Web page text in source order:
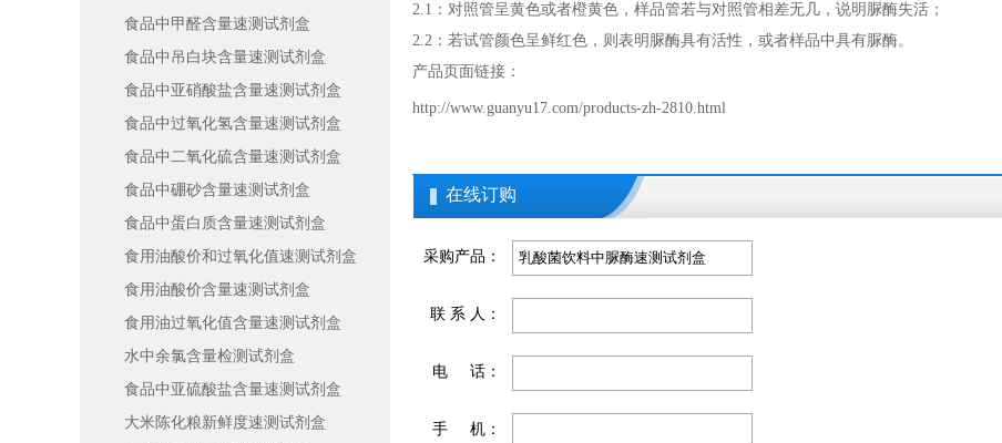
食品中甲醛含量速测试剂盒
食品中吊白块含量速测试剂盒
食品中亚硝酸盐含量速测试剂盒
食品中过氧化氢含量速测试剂盒
食品中二氧化硫含量速测试剂盒
食品中硼砂含量速测试剂盒
食品中蛋白质含量速测试剂盒
食用油酸价和过氧化值速测试剂盒
食用油酸价含量速测试剂盒
食用油过氧化值含量速测试剂盒
水中余氯含量检测试剂盒
食品中亚硫酸盐含量速测试剂盒
大米陈化粮新鲜度速测试剂盒
2.1：对照管呈黄色或者橙黄色，样品管若与对照管相差无几，说明脲酶失活；
2.2：若试管颜色呈鲜红色，则表明脲酶具有活性，或者样品中具有脲酶。
产品页面链接：
http://www.guanyu17.com/products-zh-2810.html
在线订购
采购产品：
联 系 人：
电 话：
手 机：